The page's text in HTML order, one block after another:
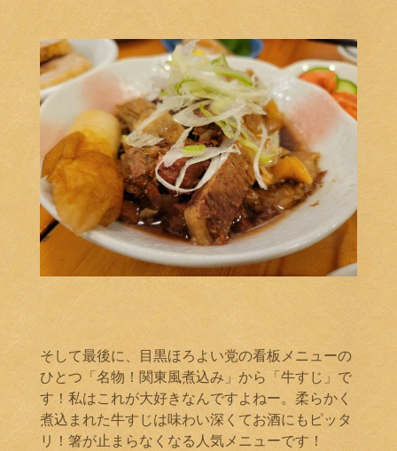
そして最後に、目黒ほろよい党の看板メニューの
ひとつ「名物！関東風煮込み」から「牛すじ」で
す！私はこれが大好きなんですよねー。柔らかく
煮込まれた牛すじは味わい深くてお酒にもピッタ
リ！箸が止まらなくなる人気メニューです！